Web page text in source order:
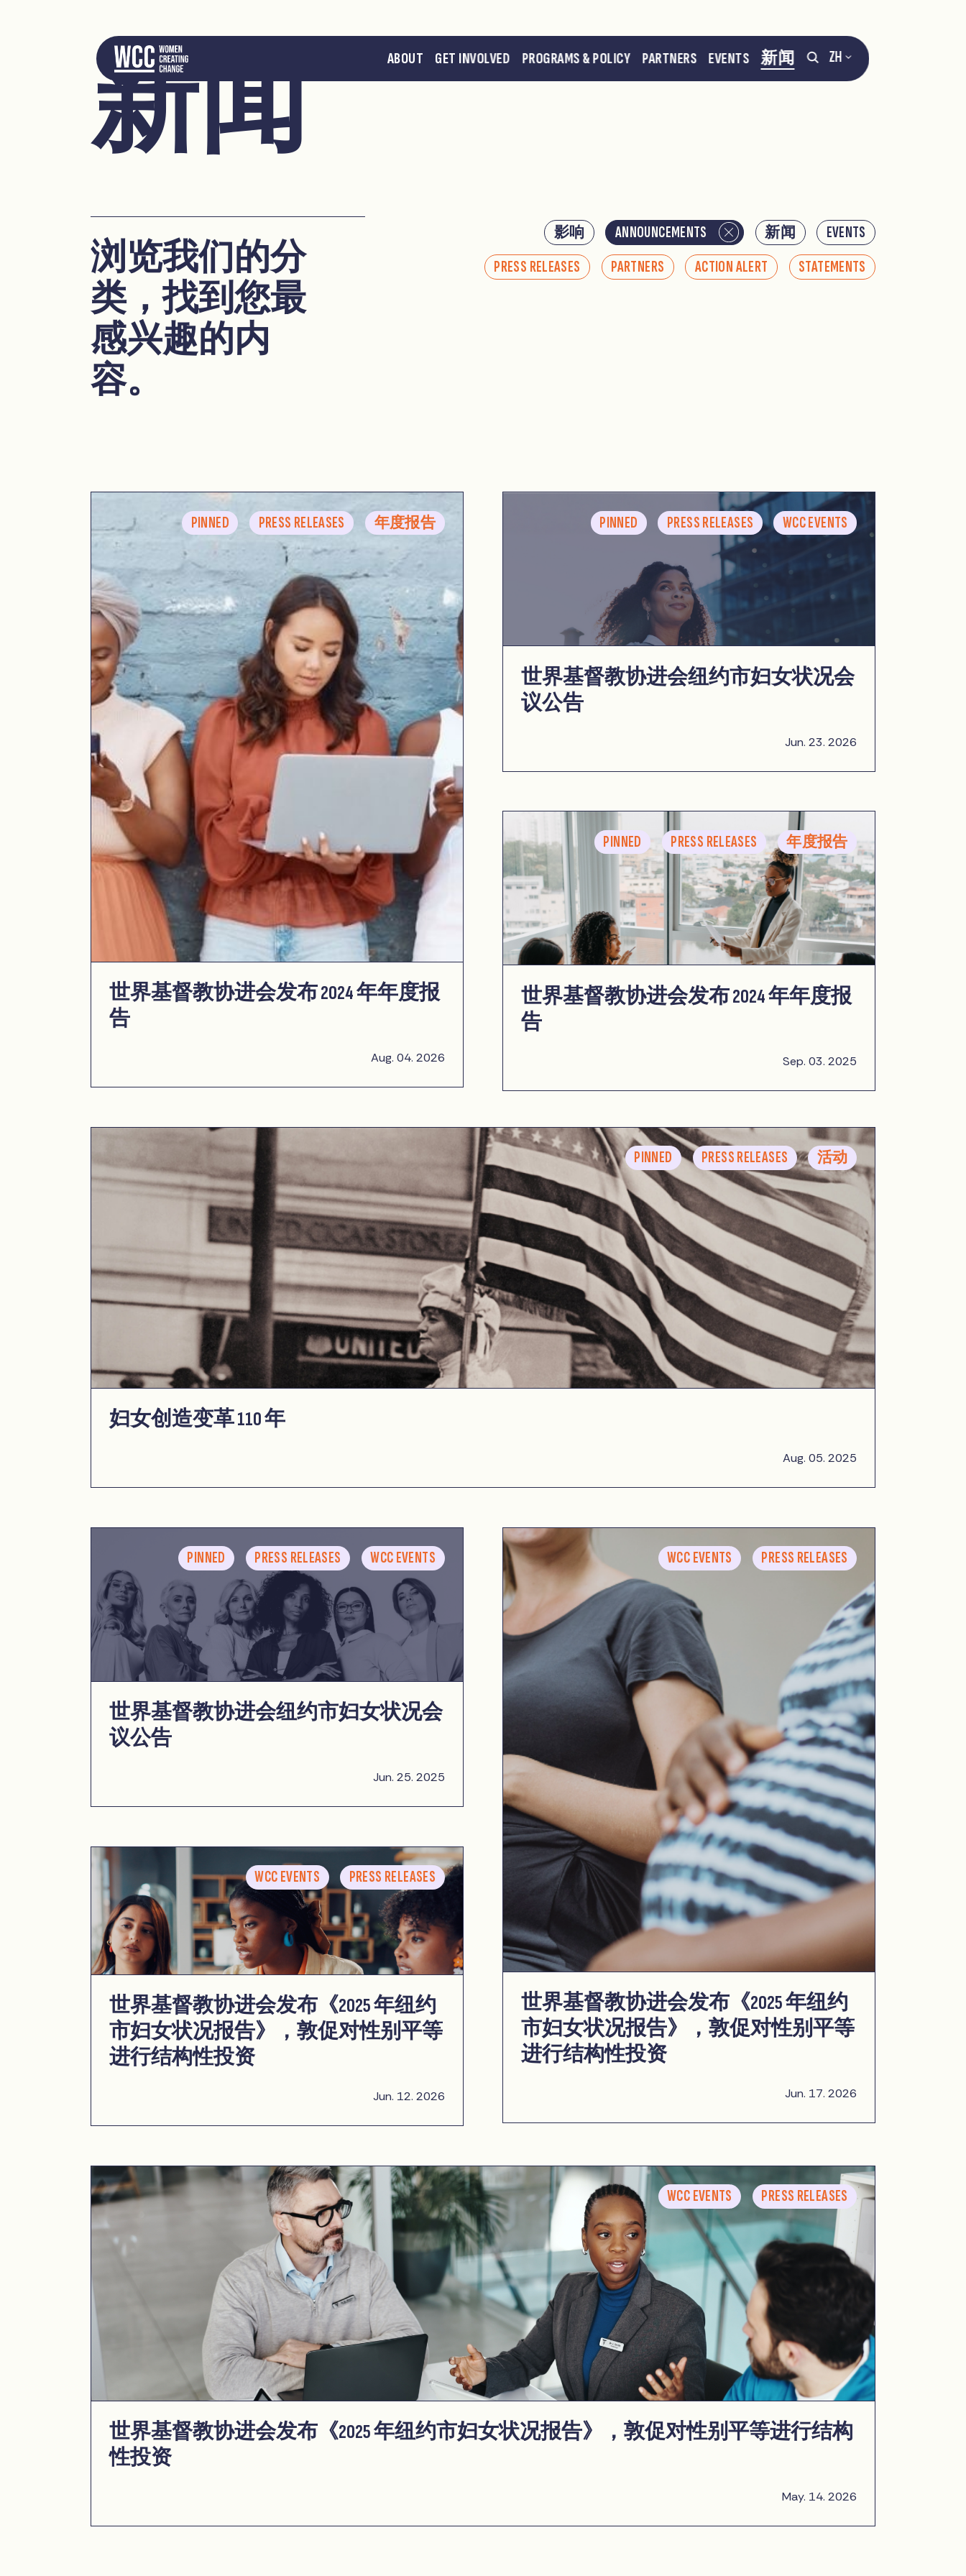
ZH
ABOUT GET INVOLVED PROGRAMS & POLICY PARTNERS EVENTS 新闻
新闻
浏览我们的分
类，找到您最
感兴趣的内
容。
影响 ANNOUNCEMENTS 新闻
EVENTS
PRESS RELEASES
PARTNERS ACTION ALERT STATEMENTS
PINNED PRESS RELEASES 年度报告
世界基督教协进会发布 2024 年年度报
告
Aug. 04. 2026
PINNED PRESS RELEASES WCC EVENTS
世界基督教协进会纽约市妇女状况会
议公告
Jun. 23. 2026
PINNED PRESS RELEASES 年度报告
世界基督教协进会发布 2024 年年度报
告
Sep. 03. 2025
PINNED PRESS RELEASES 活动
妇女创造变革 110 年
Aug. 05. 2025
PINNED PRESS RELEASES WCC EVENTS
世界基督教协进会纽约市妇女状况会
议公告
Jun. 25. 2025
WCC EVENTS PRESS RELEASES
世界基督教协进会发布《2025 年纽约
市妇女状况报告》，敦促对性别平等
进行结构性投资
Jun. 17. 2026
WCC EVENTS PRESS RELEASES
世界基督教协进会发布《2025 年纽约
市妇女状况报告》，敦促对性别平等
进行结构性投资
Jun. 12. 2026
WCC EVENTS PRESS RELEASES
世界基督教协进会发布《2025 年纽约市妇女状况报告》，敦促对性别平等进行结构
性投资
May. 14. 2026